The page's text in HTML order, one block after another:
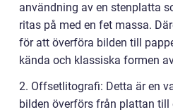
användning av en stenplatta
ritas på med en fet massa.
för att överföra bilden till
kända och klassiska formen
2. Offsetlitografi: Detta är en
bilden överförs från plattan till